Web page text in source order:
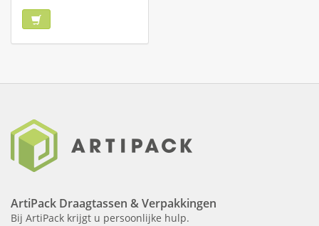
ArtiPack Draagtassen & Verpakkingen
Bij ArtiPack krijgt u persoonlijke hulp.